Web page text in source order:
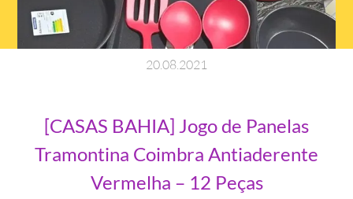
2008 2021
[CASAS BAHIA] Jogo de Panelas
Tramontina Coimbra Antiaderente
Vermelha – 12 Peças